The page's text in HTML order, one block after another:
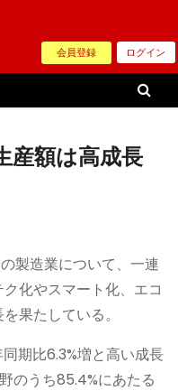
会員登録 ログイン
産額は高成長
製造業について、一連
化やスマート化、エコ
果たしている。
期比6.3%増と高い成長
のうち85.4%にあたる